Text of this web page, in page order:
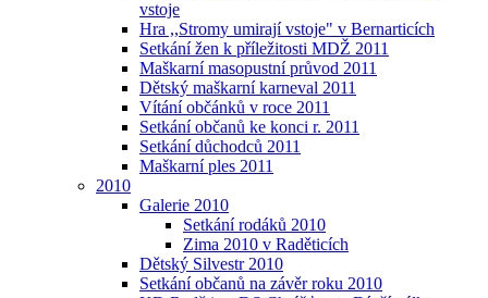
vstoje
Hra ,,Stromy umirají vstoje" v Bernarticích
Setkání žen k příležitosti MDŽ 2011
Maškarní masopustní průvod 2011
Dětský maškarní karneval 2011
Vítání občánků v roce 2011
Setkání občanů ke konci r. 2011
Setkání důchodců 2011
Maškarní ples 2011
2010
Galerie 2010
Setkání rodáků 2010
Zima 2010 v Raděticích
Dětský Silvestr 2010
Setkání občanů na závěr roku 2010